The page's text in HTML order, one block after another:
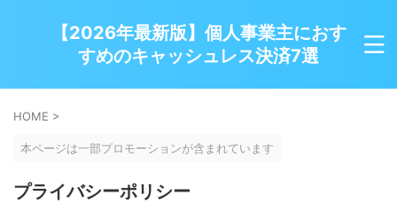
【2026年最新版】個人事業主におす
すめのキャッシュレス決済7選
HOME >
本ページは一部プロモーションが含まれています
プライバシーポリシー